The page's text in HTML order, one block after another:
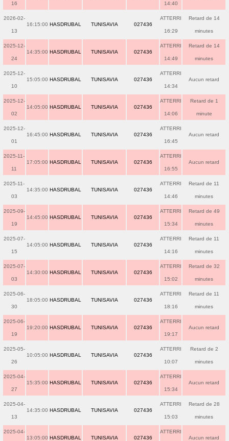
16 14:40
2026-02-
13
16:15:00 HASDRUBAL TUNISAVIA 027436
ATTERRI
16:29
Retard de 14
minutes
2025-12-
24
14:35:00 HASDRUBAL TUNISAVIA 027436
ATTERRI
14:49
Retard de 14
minutes
2025-12-
10
15:05:00 HASDRUBAL TUNISAVIA 027436
ATTERRI
14:34
Aucun retard
2025-12-
02
14:05:00 HASDRUBAL TUNISAVIA 027436
ATTERRI
14:06
Retard de 1
minute
2025-12-
01
16:45:00 HASDRUBAL TUNISAVIA 027436
ATTERRI
16:45
Aucun retard
2025-11-
11
17:05:00 HASDRUBAL TUNISAVIA 027436
ATTERRI
16:55
Aucun retard
2025-11-
03
14:35:00 HASDRUBAL TUNISAVIA 027436
ATTERRI
14:46
Retard de 11
minutes
2025-09-
19
14:45:00 HASDRUBAL TUNISAVIA 027436
ATTERRI
15:34
Retard de 49
minutes
2025-07-
15
14:05:00 HASDRUBAL TUNISAVIA 027436
ATTERRI
14:16
Retard de 11
minutes
2025-07-
03
14:30:00 HASDRUBAL TUNISAVIA 027436
ATTERRI
15:02
Retard de 32
minutes
2025-06-
30
18:05:00 HASDRUBAL TUNISAVIA 027436
ATTERRI
18:16
Retard de 11
minutes
2025-06-
19
19:20:00 HASDRUBAL TUNISAVIA 027436
ATTERRI
19:17
Aucun retard
2025-05-
26
10:05:00 HASDRUBAL TUNISAVIA 027436
ATTERRI
10:07
Retard de 2
minutes
2025-04-
27
15:35:00 HASDRUBAL TUNISAVIA 027436
ATTERRI
15:34
Aucun retard
2025-04-
13
14:35:00 HASDRUBAL TUNISAVIA 027436
ATTERRI
15:03
Retard de 28
minutes
2025-04-
13:05:00 HASDRUBAL TUNISAVIA 027436
ATTERRI
Aucun retard